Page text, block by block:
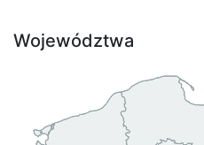
Województwa